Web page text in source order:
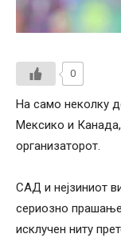
0
На само неколку
Мексико и
организаторот.
САД и нејзиниот
сериозно
исклучен ниту